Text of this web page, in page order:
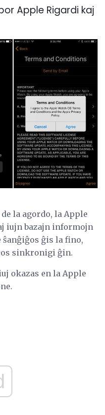
Apple Rigardi kaj
la agordo, la Apple
iujn bazajn informojn
ŝanĝiĝos ĝis la fino,
sinkronigi ĝin.
okazas en la Apple